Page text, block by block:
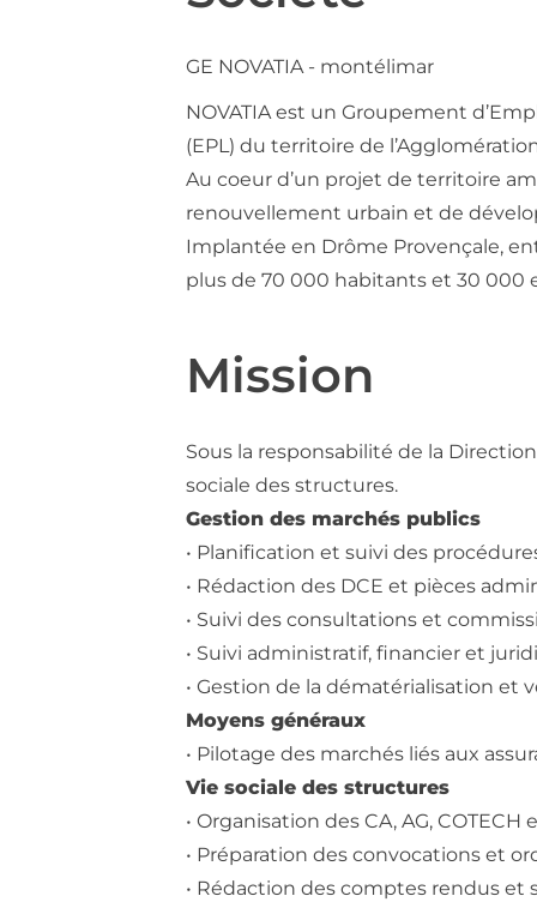
GE NOVATIA - montélimar
NOVATIA est un Groupement
(EPL) du territoire de
Au coeur d’un projet de territoire
renouvellement urbain et de
Implantée en Drôme Provençale,
plus de 70 000 habitants et 30 000
Mission
Sous la responsabilité de la
sociale des structures.
Gestion des marchés publics
• Planification et suivi des
• Rédaction des DCE et pièces
• Suivi des consultations et
• Suivi administratif, financier et
• Gestion de la dématérialisation et
Moyens généraux
• Pilotage des marchés liés aux
Vie sociale des structures
• Organisation des CA, AG,
• Préparation des convocations et
• Rédaction des comptes rendus